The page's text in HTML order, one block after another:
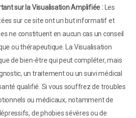
sur la Visualisation Amplifiée :Les
sur ce site ont un but informatif et
ne constituent en aucun cas un conseil
ou thérapeutique. La Visualisation
de bien-être qui peut compléter, mais
un traitement ou un suivi médical
qualifié. Si vous souffrez de troubles
ou médicaux, notamment de
de phobies sévères ou de